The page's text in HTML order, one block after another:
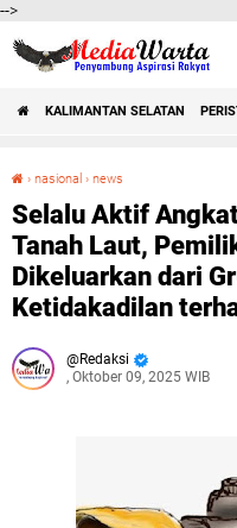
-->
KALIMANTAN SELATAN
› nasional › news
Selalu Aktif
Tanah Laut,
Dikeluarkan dari
Ketidakadilan
Redaksi
, Oktober 09, 2025 WIB